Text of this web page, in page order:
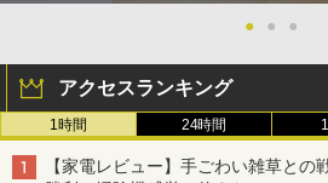
● ● ●
アクセスランキング
1時間 24時間
【家電レビュー】手ごわい雑草との